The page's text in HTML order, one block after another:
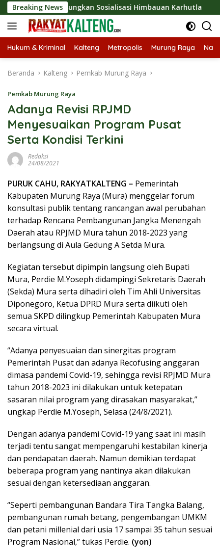
Langsung
ke
konten
Breaking News
Langsungkan Sosialisasi Himbauan Karhutla
Hukum & Kriminal Kalteng Metropolis Murung Raya
Beranda Kalteng Pemkab Murung Raya
Pemkab Murung Raya
Adanya Revisi RPJMD
Menyesuaikan Program Pusat
Serta Kondisi Terkini
Redaksi
24/08/2021
PURUK CAHU, RAKYATKALTENG – Pemerintah
Kabupaten Murung Raya (Mura) menggelar forum
konsultasi publik tentang rancangan awal perubahan
terhadap Rencana Pembangunan Jangka Menengah
Daerah atau RPJMD Mura tahun 2018-2023 yang
berlangsung di Aula Gedung A Setda Mura.
Kegiatan tersebut dipimpin langsung oleh Bupati
Mura, Perdie M.Yoseph didampingi Sekretaris Daerah
(Sekda) Mura serta dihadiri oleh Tim Ahli Universitas
Diponegoro, Ketua DPRD Mura serta diikuti oleh
semua SKPD dilingkup Pemerintah Kabupaten Mura
secara virtual.
“Adanya penyesuaian dan sinergitas program
Pemerintah Pusat dan adanya Recofusing anggaran
dimasa pandemi Covid-19, sehingga revisi RPJMD Mura
tahun 2018-2023 ini dilakukan untuk ketepatan
sasaran nilai program yang dirasakan masyarakat,”
ungkap Perdie M.Yoseph, Selasa (24/8/2021).
Dengan adanya pandemi Covid-19 yang saat ini masih
terjadi tentu sangat mempengaruhi kestabilan kinerja
dan pendapatan daerah. Namun demikian terdapat
beberapa program yang nantinya akan dilakukan
sesuai dengan ketersediaan anggaran.
“Seperti pembangunan Bandara Tira Tangka Balang,
pembangunan rumah betang, pengembangan UMKM
dan petani millenial dari usia 17 sampai 35 tahun sesuai
Program Nasional,” tukas Perdie. (yon)